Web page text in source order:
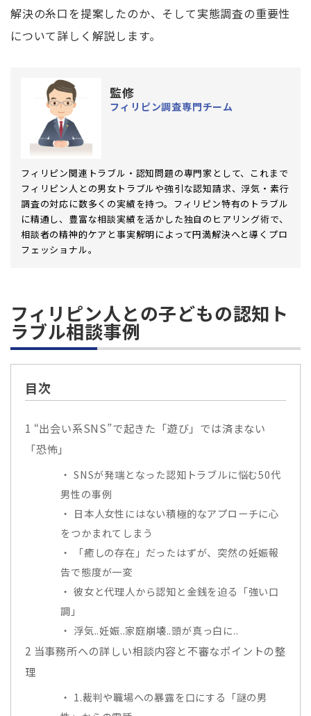
解決の糸口を提案したのか、そして実態調査の重要性
について詳しく解説します。
監修
フィリピン調査専門チーム
フィリピン関連トラブル・認知問題の専門家として、これまで
フィリピン人との男女トラブルや強引な認知請求、浮気・素行
調査の対応に数多くの実績を持つ。フィリピン特有のトラブル
に精通し、豊富な相談実績を活かした独自のヒアリング術で、
相談者の精神的ケアと事実解明によって円満解決へと導くプロ
フェッショナル。
フィリピン人との子どもの認知ト
ラブル相談事例
目次
1 “出会い系SNS”で起きた「遊び」では済まない
「恐怖」
SNSが発端となった認知トラブルに悩む50代
男性の事例
日本人女性にはない積極的なアプローチに心
をつかまれてしまう
「癒しの存在」だったはずが、突然の妊娠報
告で態度が一変
彼女と代理人から認知と金銭を迫る「強い口
調」
浮気..妊娠..家庭崩壊..頭が真っ白に..
2 当事務所への詳しい相談内容と不審なポイントの整
理
1.裁判や職場への暴露を口にする「謎の男